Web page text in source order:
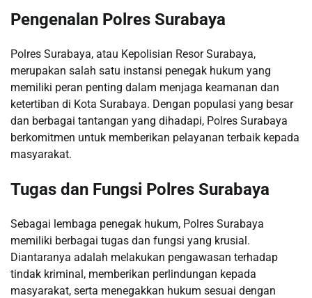
Pengenalan Polres Surabaya
Polres Surabaya, atau Kepolisian Resor Surabaya,
merupakan salah satu instansi penegak hukum yang
memiliki peran penting dalam menjaga keamanan dan
ketertiban di Kota Surabaya. Dengan populasi yang besar
dan berbagai tantangan yang dihadapi, Polres Surabaya
berkomitmen untuk memberikan pelayanan terbaik kepada
masyarakat.
Tugas dan Fungsi Polres Surabaya
Sebagai lembaga penegak hukum, Polres Surabaya
memiliki berbagai tugas dan fungsi yang krusial.
Diantaranya adalah melakukan pengawasan terhadap
tindak kriminal, memberikan perlindungan kepada
masyarakat, serta menegakkan hukum sesuai dengan